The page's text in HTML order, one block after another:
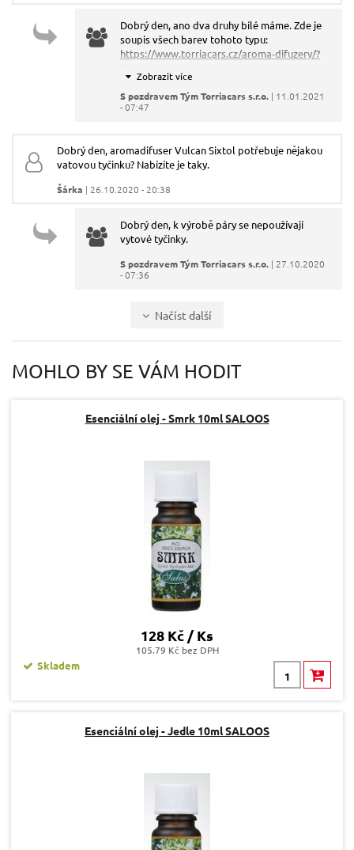
Dobrý den, ano dva druhy bílé máme. Zde je
soupis všech barev tohoto typu:
https://www.torriacars.cz/aroma-difuzery/?
S pozdravem Tým Torriacars s.r.o. | 11.01.2021
- 07:47
Dobrý den, aromadifuser Vulcan Sixtol potřebuje nějakou
vatovou tyčinku? Nabízíte je taky.
Šárka | 26.10.2020 - 20:38
Dobrý den, k výrobě páry se nepoužívají
vytové tyčinky.
S pozdravem Tým Torriacars s.r.o. | 27.10.2020
- 07:36
Načíst další
MOHLO BY SE VÁM HODIT
Esenciální olej - Smrk 10ml SALOOS
128 Kč / Ks
105.79 Kč bez DPH
Skladem
Esenciální olej - Jedle 10ml SALOOS